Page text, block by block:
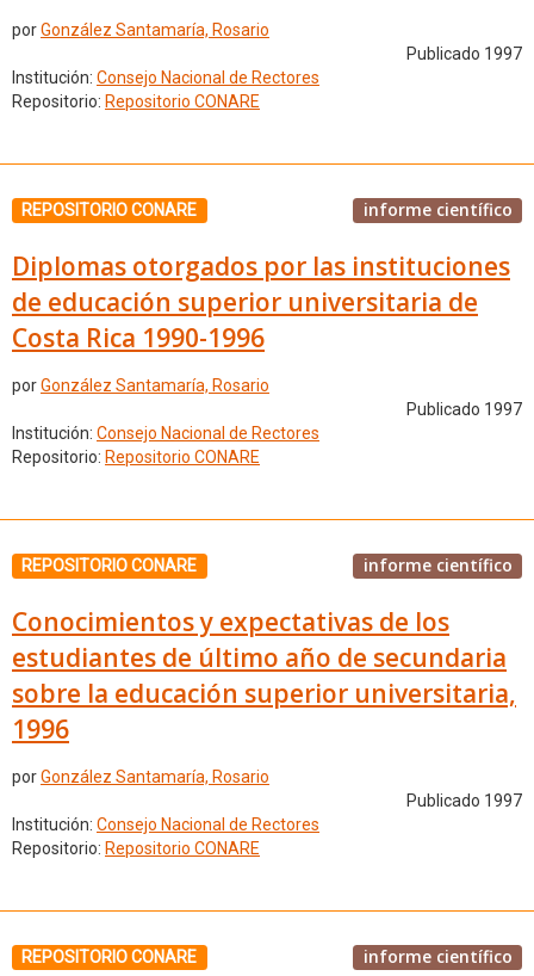
porGonzález Santamaría, Rosario
Publicado 1997
Institución: Consejo Nacional de Rectores
Repositorio: Repositorio CONARE
REPOSITORIO CONARE informe científico
Diplomas otorgados por las instituciones
de educación superior universitaria de
Costa Rica 1990-1996
porGonzález Santamaría, Rosario
Publicado 1997
Institución: Consejo Nacional de Rectores
Repositorio: Repositorio CONARE
REPOSITORIO CONARE informe científico
Conocimientos y expectativas de los
estudiantes de último año de secundaria
sobre la educación superior universitaria,
1996
porGonzález Santamaría, Rosario
Publicado 1997
Institución: Consejo Nacional de Rectores
Repositorio: Repositorio CONARE
REPOSITORIO CONARE informe científico